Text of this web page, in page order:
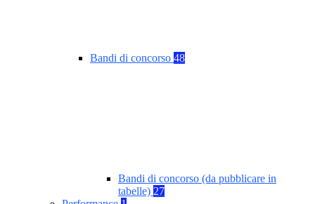
Bandi di concorso 48
Bandi di concorso (da pubblicare in
tabelle) 27